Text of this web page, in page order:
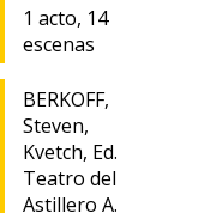
1 acto, 14
escenas
BERKOFF,
Steven,
Kvetch, Ed.
Teatro del
Astillero A.